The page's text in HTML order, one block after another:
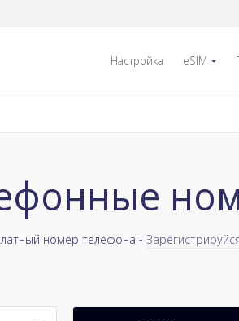
Настройка eSIM
номер телефона -